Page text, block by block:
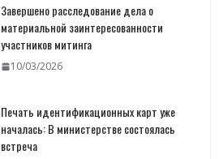
Завершено расследование дела о
материальной заинтересованности
участников митинга
10/03/2026
Печать идентификационных карт уже
началась: В министерстве состоялась
встреча